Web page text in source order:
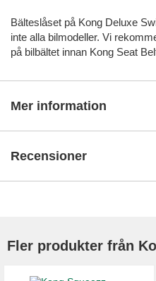
Bälteslåset på Kong Deluxe
inte alla bilmodeller. Vi
på bilbältet innan Kong Seat
Mer information
Recensioner
Fler produkter från